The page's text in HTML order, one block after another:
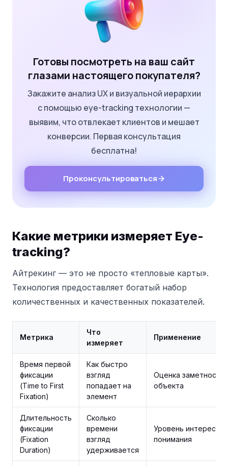
Готовы посмотреть на ваш сайт
глазами настоящего покупателя?
Закажите анализ UX и визуальной иерархии
с помощью eye-tracking технологии —
выявим, что отвлекает клиентов и мешает
конверсии. Первая консультация
бесплатна!
Проконсультироваться
Какие метрики измеряет Eye-
tracking?
Айтрекинг — это не просто «тепловые карты».
Технология предоставляет богатый набор
количественных и качественных показателей.
Метрика
Что
измеряет
Применение
Время первой
фиксации
(Time to First
Fixation)
Как быстро
взгляд
попадает на
элемент
Оценка заметности
объекта
Длительность
фиксации
(Fixation
Duration)
Сколько
времени
взгляд
удерживается
Уровень интереса /
понимания